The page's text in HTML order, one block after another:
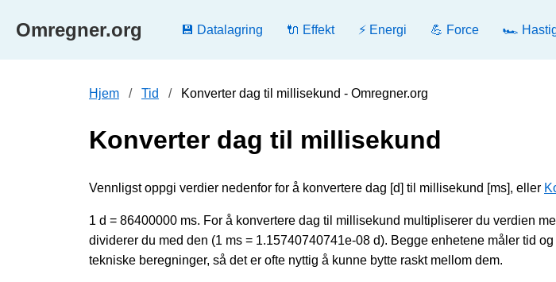
Omregner.org 💾 Datalagring 🔌 Effekt ⚡ Energi 💪 Force 🏎️
Hjem Tid Konverter dag til millisekund - Omregner.org
Konverter dag til millisekund
Vennligst oppgi verdier nedenfor for å konvertere dag [d] til millisekund [ms], eller
1 d = 86400000 ms. For å konvertere dag til millisekund multipliserer du verdien
dividerer du med den (1 ms = 1.15740740741e-08 d). Begge enhetene måler tid
tekniske beregninger, så det er ofte nyttig å kunne bytte raskt mellom dem.